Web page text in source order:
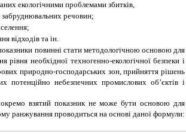
екологічними проблемами збитків,
забруднювальних речовин;
відходів та ін.
повинні стати методологічною основою для
рівня необхідної техногенно-екологічної безпеки і
природно-господарських зон, прийняття рішень
потенційно небезпечних промислових об’єктів і
взятий показник не може бути основою для
ранжування проводиться на основі даної формули: